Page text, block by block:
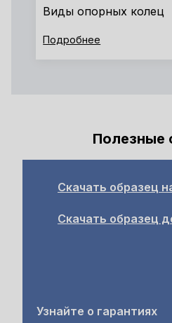
Виды опорных колец
Подробнее
Полезные
Скачать образец
Скачать образец
Узнайте о гарантиях